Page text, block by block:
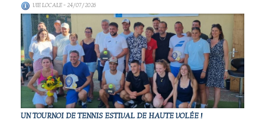
VIE LOCALE- 24/07/2026
UN TOURNOI DE TENNIS ESTIVAL DE HAUTE VOLÉE !